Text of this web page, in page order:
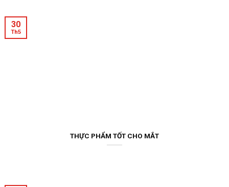
THỰC PHẨM TỐT CHO MẮT
30
Th5